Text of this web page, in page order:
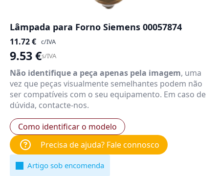
Lâmpada para Forno Siemens 00057874
11.72€ c/IVA
9.53€s/IVA
Não identifique a peça apenas pela imagem, uma
vez que peças visualmente semelhantes podem não
ser compatíveis com o seu equipamento. Em caso de
dúvida, contacte-nos.
Como identificar o modelo
Precisa de ajuda? Fale connosco
Artigo sob encomenda